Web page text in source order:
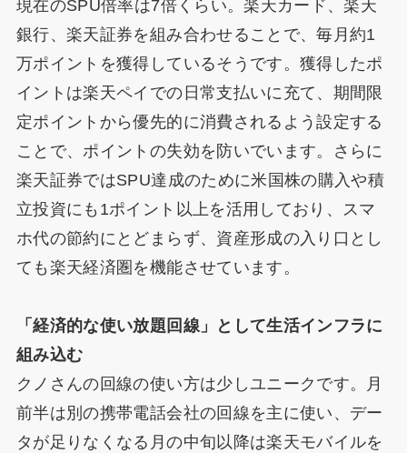
現在のSPU倍率は7倍くらい。楽天カード、楽天
銀行、楽天証券を組み合わせることで、毎月約1
万ポイントを獲得しているそうです。獲得したポ
イントは楽天ペイでの日常支払いに充て、期間限
定ポイントから優先的に消費されるよう設定する
ことで、ポイントの失効を防いでいます。さらに
楽天証券ではSPU達成のために米国株の購入や積
立投資にも1ポイント以上を活用しており、スマ
ホ代の節約にとどまらず、資産形成の入り口とし
ても楽天経済圏を機能させています。
「経済的な使い放題回線」として生活インフラに
組み込む
クノさんの回線の使い方は少しユニークです。月
前半は別の携帯電話会社の回線を主に使い、デー
タが足りなくなる月の中旬以降は楽天モバイルを